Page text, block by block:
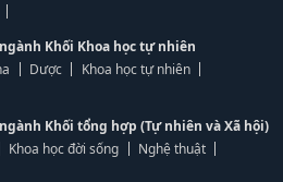
Khối Khoa học tự nhiên
Dược
Khoa học tự nhiên
Khối tổng hợp (Tự nhiên và Xã hội)
Khoa học đời sống
Nghệ thuật